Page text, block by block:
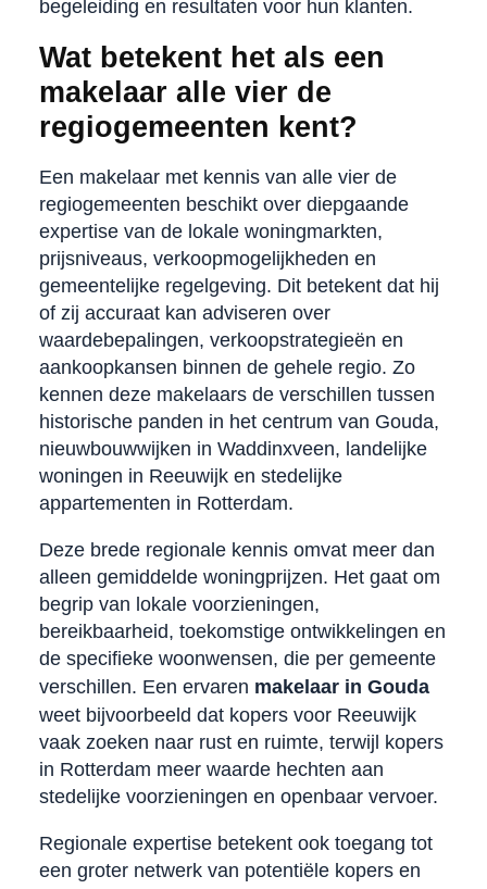
begeleiding en resultaten voor hun klanten.
Wat betekent het als een
makelaar alle vier de
regiogemeenten kent?
Een makelaar met kennis van alle vier de
regiogemeenten beschikt over diepgaande
expertise van de lokale woningmarkten,
prijsniveaus, verkoopmogelijkheden en
gemeentelijke regelgeving. Dit betekent dat hij
of zij accuraat kan adviseren over
waardebepalingen, verkoopstrategieën en
aankoopkansen binnen de gehele regio. Zo
kennen deze makelaars de verschillen tussen
historische panden in het centrum van Gouda,
nieuwbouwwijken in Waddinxveen, landelijke
woningen in Reeuwijk en stedelijke
appartementen in Rotterdam.
Deze brede regionale kennis omvat meer dan
alleen gemiddelde woningprijzen. Het gaat om
begrip van lokale voorzieningen,
bereikbaarheid, toekomstige ontwikkelingen en
de specifieke woonwensen, die per gemeente
verschillen. Een ervaren makelaar in Gouda
weet bijvoorbeeld dat kopers voor Reeuwijk
vaak zoeken naar rust en ruimte, terwijl kopers
in Rotterdam meer waarde hechten aan
stedelijke voorzieningen en openbaar vervoer.
Regionale expertise betekent ook toegang tot
een groter netwerk van potentiële kopers en